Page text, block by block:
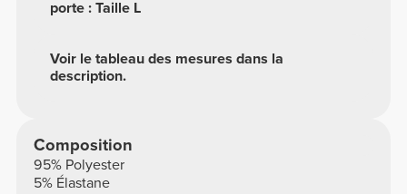
Voir le tableau des mesures dans la
description.
porte : Taille L
Composition
95% Polyester
5% Élastane